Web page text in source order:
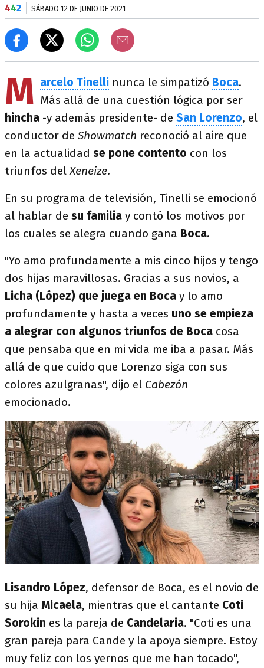
442 SÁBADO 12 DE JUNIO DE 2021
M arcelo Tinelli nunca le simpatizó Boca.
Más allá de una cuestión lógica por ser
hincha -y además presidente- de San Lorenzo, el
conductor de Showmatch reconoció al aire que
en la actualidad se pone contento con los
triunfos delXeneize.
En su programa de televisión, Tinelli se emocionó
al hablar de su familia y contó los motivos por
los cuales se alegra cuando gana Boca.
"Yo amo profundamente a mis cinco hijos y tengo
dos hijas maravillosas. Gracias a sus novios, a
Licha (López) que juega en Boca y lo amo
profundamente y hasta a veces uno se empieza
a alegrar con algunos triunfos de Boca cosa
que pensaba que en mi vida me iba a pasar. Más
allá de que cuido que Lorenzo siga con sus
colores azulgranas", dijo el Cabezón
emocionado.
Lisandro López, defensor de Boca, es el novio de
su hija Micaela, mientras que el cantante Coti
Sorokin es la pareja de Candelaria. "Coti es una
gran pareja para Cande y la apoya siempre. Estoy
muy feliz con los yernos que me han tocado",